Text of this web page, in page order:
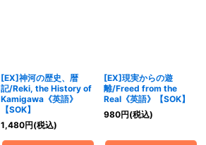
[EX]神河の歴史、暦
記/Reki, the History of
Kamigawa《英語》
【SOK】
1,480円(税込)
[EX]現実からの遊
離/Freed from the
Real《英語》【SOK】
980円(税込)